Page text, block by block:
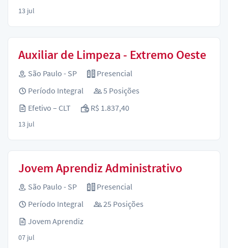
13 jul
Auxiliar de Limpeza - Extremo Oeste
São Paulo - SP
Presencial
Período Integral
5 Posições
Efetivo – CLT
R$ 1.837,40
13 jul
Jovem Aprendiz Administrativo
São Paulo - SP
Presencial
Período Integral
25 Posições
Jovem Aprendiz
07 jul